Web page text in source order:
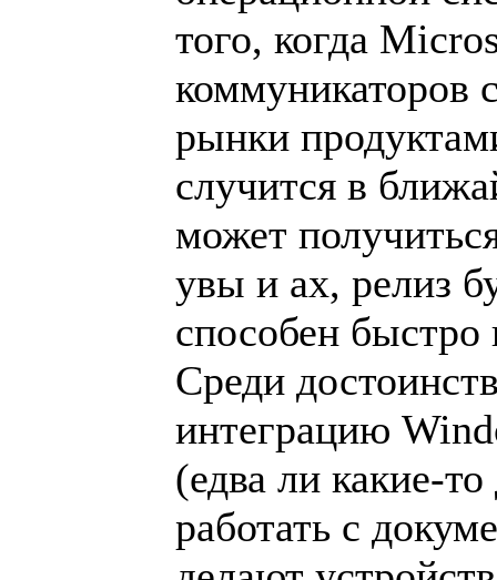
того, когда
коммуникаторов
рынки
случится в
может
увы и ах, релиз
способен
Среди
интеграцию
(едва ли какие-
работать с